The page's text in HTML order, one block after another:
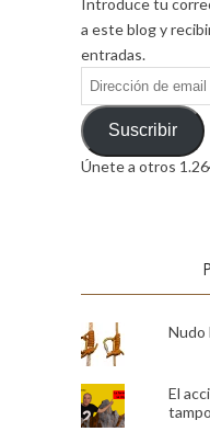
Introduce tu
a este blog y
entradas.
Dirección
de
emailSuscribir
Únete a otros
Nudo
El